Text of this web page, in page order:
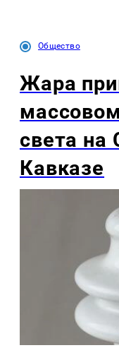
Общество
Жара
света на
Кавказе